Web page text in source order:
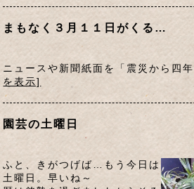
まもなく３月１１日がくる…
ニュースや新聞紙面を「震災から四
を表示]
園芸の土曜日
ふと、きがつげば…もう今日は
土曜日。早いね～